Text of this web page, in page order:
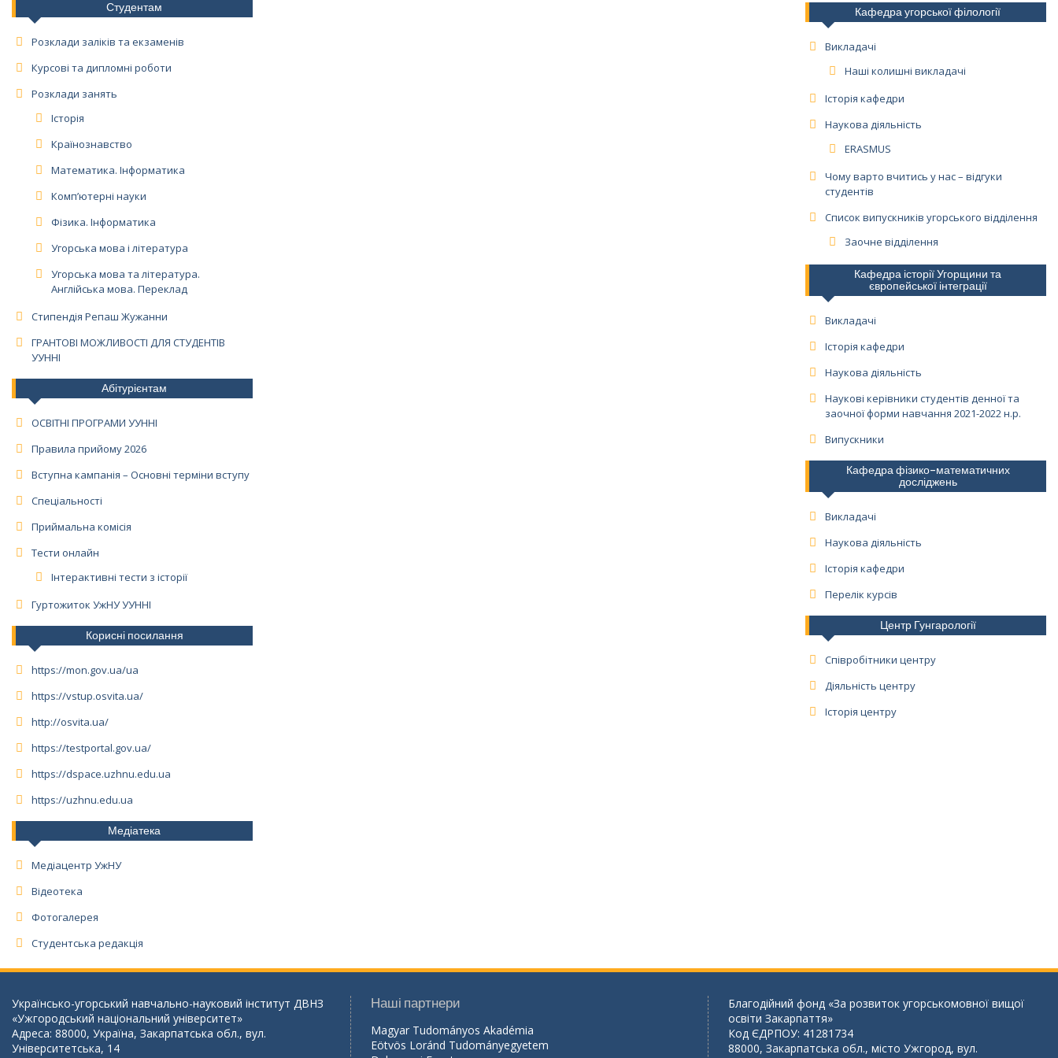
Кафедра угорської філології
Викладачі
Наші колишні викладачі
Історія кафедри
Наукова діяльність
ERASMUS
Чому варто вчитись у нас – відгуки
студентів
Список випускників угорського відділення
Заочне відділення
Кафедра історії Угорщини та
європейської інтеграції
Викладачі
Історія кафедри
Наукова діяльність
Наукові керівники студентів денної та
заочної форми навчання 2021-2022 н.р.
Випускники
Кафедра фізико-математичних
досліджень
Викладачі
Наукова діяльність
Історія кафедри
Перелік курсів
Центр Гунгарології
Співробітники центру
Діяльність центру
Історія центру
Студентам
Розклади заліків та екзаменів
Курсові та дипломні роботи
Розклади занять
Історія
Країнознавство
Математика. Інформатика
Комп’ютерні науки
Фізика. Інформатика
Угорська мова і література
Угорська мова та література.
Англійська мова. Переклад
Стипендія Репаш Жужанни
ГРАНТОВІ МОЖЛИВОСТІ ДЛЯ СТУДЕНТІВ
УУННІ
Абітурієнтам
ОСВІТНІ ПРОГРАМИ УУННІ
Правила прийому 2026
Вступна кампанія – Основні терміни вступу
Спеціальності
Приймальна комісія
Тести онлайн
Інтерактивні тести з історії
Гуртожиток УжНУ УУННІ
Корисні посилання
https://mon.gov.ua/ua
https://vstup.osvita.ua/
http://osvita.ua/
https://testportal.gov.ua/
https://dspace.uzhnu.edu.ua
https://uzhnu.edu.ua
Медіатека
Медіацентр УжНУ
Відеотека
Фотогалерея
Студентська редакція
Українсько-угорський навчально-науковий інститут ДВНЗ
«Ужгородський національний університет»
Адреса: 88000, Україна, Закарпатська обл., вул.
Університетська, 14
Наші партнери
Magyar Tudományos Akadémia
Eötvös Loránd Tudományegyetem
Благодійний фонд «За розвиток угорськомовної вищої
освіти Закарпаття»
Код ЄДРПОУ: 41281734
88000, Закарпатська обл., місто Ужгород, вул.